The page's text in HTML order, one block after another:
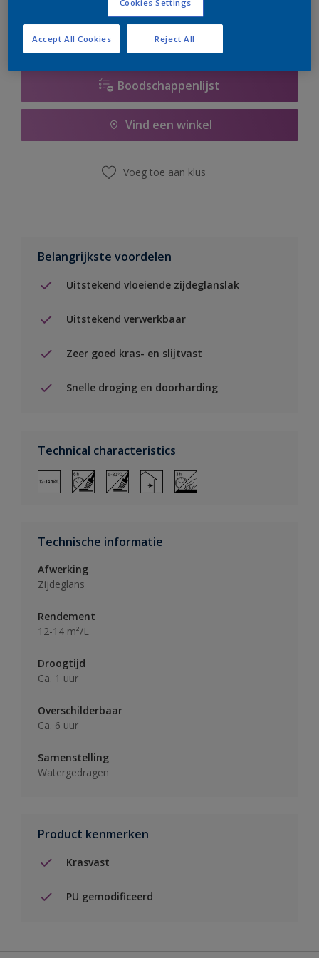
Boodschappenlijst
Vind een winkel
Voeg toe aan klus
Belangrijkste voordelen
Uitstekend vloeiende zijdeglanslak
Uitstekend verwerkbaar
Zeer goed kras- en slijtvast
Snelle droging en doorharding
Technical characteristics
Technische informatie
Afwerking
Zijdeglans
Rendement
12-14 m²/L
Droogtijd
Ca. 1 uur
Overschilderbaar
Ca. 6 uur
Samenstelling
Watergedragen
Product kenmerken
Krasvast
PU gemodificeerd
Cookies Settings
Reject All
Accept All Cookies